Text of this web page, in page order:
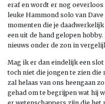
eraf en wordt er nog
leuke Hammond solo van
momenten die je
een uit de hand gelopen
nieuws onder de zon in
Mag ik er dan eindelijk een
toch niet die jongen te zien die
zal helaas van ons heengaan
gehad om te begrijpen wat hij